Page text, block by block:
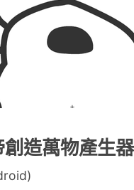
造萬物產生器